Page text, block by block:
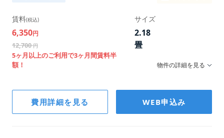
賃料(税込)
6,350円
12,700円
5ヶ月以上のご利用で3ヶ月間賃料半
額！
サイズ
2.18
畳
物件の詳細を見る
階数
費用詳細を見る WEB申込み